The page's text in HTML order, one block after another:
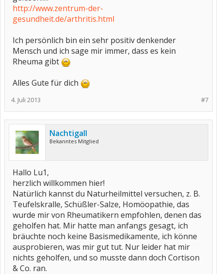
http://www.zentrum-der-
gesundheit.de/arthritis.html
Ich persönlich bin ein sehr positiv denkender
Mensch und ich sage mir immer, dass es kein
Rheuma gibt
Alles Gute für dich
#7
4. Juli 2013
Nachtigall
Bekanntes Mitglied
Hallo Lu1,
herzlich willkommen hier!
Natürlich kannst du Naturheilmittel versuchen, z. B.
Teufelskralle, Schüßler-Salze, Homöopathie, das
wurde mir von Rheumatikern empfohlen, denen das
geholfen hat. Mir hatte man anfangs gesagt, ich
bräuchte noch keine Basismedikamente, ich könne
ausprobieren, was mir gut tut. Nur leider hat mir
nichts geholfen, und so musste dann doch Cortison
& Co. ran.